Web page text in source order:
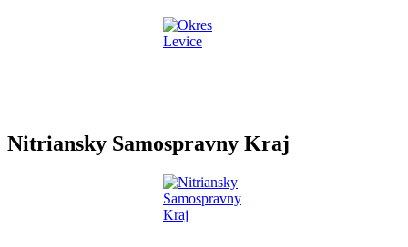
Nitriansky Samospravny Kraj